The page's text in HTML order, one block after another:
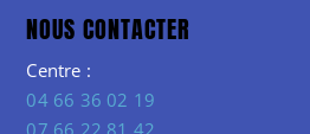
NOUS CONTACTER
Centre :
04 66 36 02 19